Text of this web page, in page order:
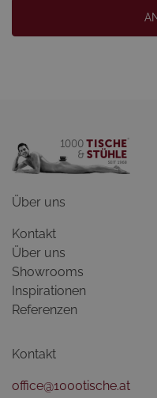
Über uns
Kontakt
Über uns
Showrooms
Inspirationen
Referenzen
Kontakt
office@1000tische.at